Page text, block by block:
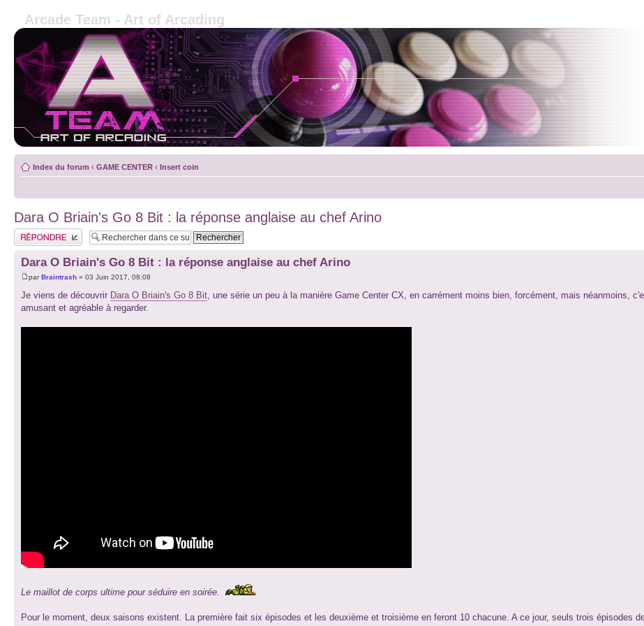
Arcade Team - Art of Arcading
Index du forum ‹ GAME CENTER ‹ Insert coin
Dara O Briain's Go 8 Bit : la réponse anglaise au chef Arino
Publier une réponse
Dara O Briain's Go 8 Bit : la réponse anglaise au chef Arino
parBraintrash » 03 Juin 2017, 08:08
Je viens de découvrir Dara O Briain's Go 8 Bit, une série un peu à la manière Game Center CX, en carrément moins bien, forcément, mais néanmoins,
amusant et agréable à regarder.
Le maillot de corps ultime pour séduire en soirée.
Pour le moment, deux saisons existent. La première fait six épisodes et les deuxième et troisième en feront 10 chacune. A ce jour, seuls trois épisodes